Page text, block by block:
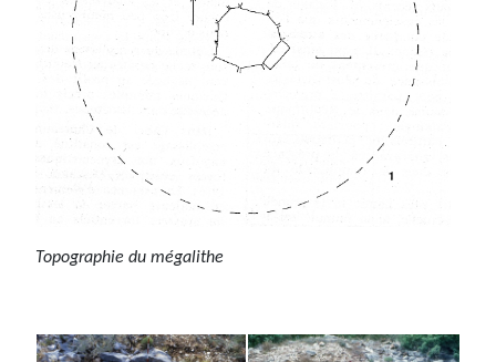
Topographie du mégalithe